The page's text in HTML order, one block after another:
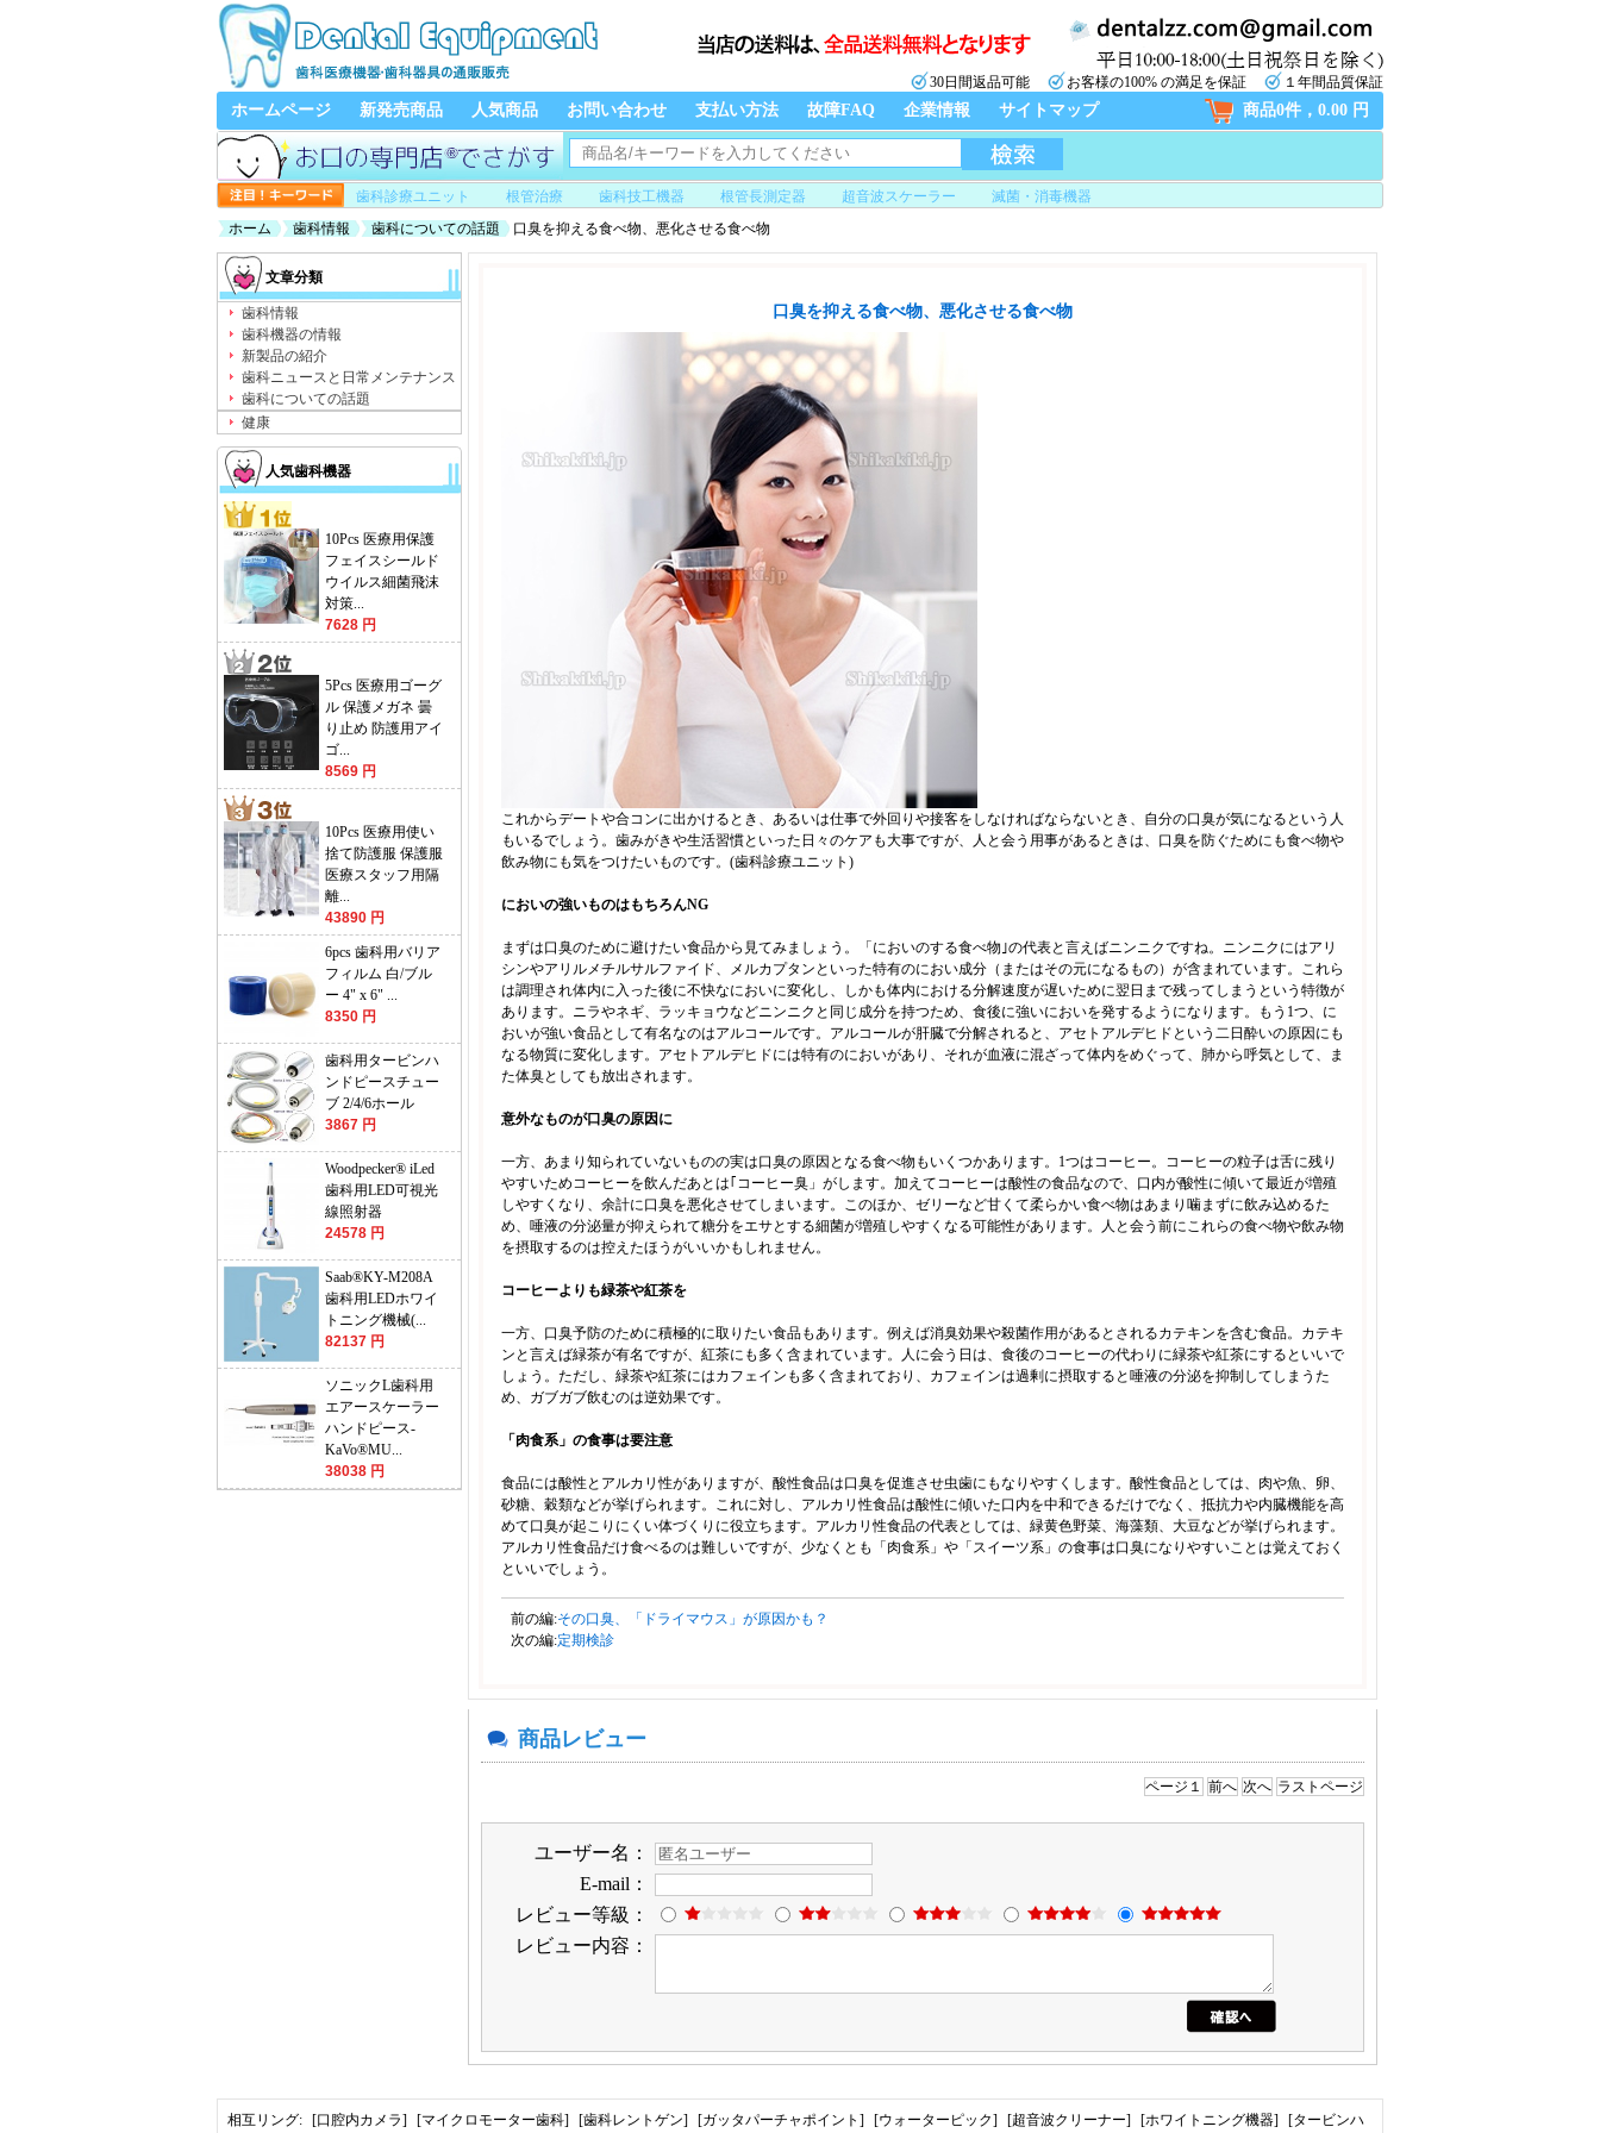
30日間返品可能 お客様の100% の満足を保証 １年間品質保証
ホームページ 新発売商品 人気商品 お問い合わせ 支払い方法 故障FAQ 企業情報 サイトマップ 商品0件，0.00 円
歯科診療ユニット 根管治療 歯科技工機器 根管長測定器 超音波スケーラー
滅菌・消毒機器
ホーム
歯科情報 歯科についての話題 口臭を抑える食べ物、悪化させる食べ物
文章分類
歯科情報
歯科機器の情報
新製品の紹介
歯科ニュースと日常メンテナンス
歯科についての話題
健康
人気歯科機器
10Pcs 医療用保護
フェイスシールド
ウイルス細菌飛沫
対策...
7628 円
5Pcs 医療用ゴーグ
ル 保護メガネ 曇
り止め 防護用アイ
ゴ...
8569 円
10Pcs 医療用使い
捨て防護服 保護服
医療スタッフ用隔
離...
43890 円
6pcs 歯科用バリア
フィルム 白/ブル
ー 4" x 6" ...
8350 円
歯科用タービンハ
ンドピースチュー
ブ 2/4/6ホール
3867 円
Woodpecker® iLed
歯科用LED可視光
線照射器
24578 円
Saab®KY-M208A
歯科用LEDホワイ
トニング機械(...
82137 円
ソニックL歯科用
エアースケーラー
ハンドピース-
KaVo®MU...
38038 円
口臭を抑える食べ物、悪化させる食べ物
これからデートや合コンに出かけるとき、あるいは仕事で外回りや接客をしなければならないとき、自分の口臭が気になるという人
もいるでしょう。歯みがきや生活習慣といった日々のケアも大事ですが、人と会う用事があるときは、口臭を防ぐためにも食べ物や
飲み物にも気をつけたいものです。(歯科診療ユニット )
においの強いものはもちろんNG
まずは口臭のために避けたい食品から見てみましょう。「においのする食べ物｣の代表と言えばニンニクですね。ニンニクにはアリ
シンやアリルメチルサルファイド、メルカプタンといった特有のにおい成分（またはその元になるもの）が含まれています。これら
は調理され体内に入った後に不快なにおいに変化し、しかも体内における分解速度が遅いために翌日まで残ってしまうという特徴が
あります。ニラやネギ、ラッキョウなどニンニクと同じ成分を持つため、食後に強いにおいを発するようになります。もう1つ、に
おいが強い食品として有名なのはアルコールです。アルコールが肝臓で分解されると、アセトアルデヒドという二日酔いの原因にも
なる物質に変化します。アセトアルデヒドには特有のにおいがあり、それが血液に混ざって体内をめぐって、肺から呼気として、ま
た体臭としても放出されます。
意外なものが口臭の原因に
一方、あまり知られていないものの実は口臭の原因となる食べ物もいくつかあります。1つはコーヒー。コーヒーの粒子は舌に残り
やすいためコーヒーを飲んだあとは｢コーヒー臭」がします。加えてコーヒーは酸性の食品なので、口内が酸性に傾いて最近が増殖
しやすくなり、余計に口臭を悪化させてしまいます。このほか、ゼリーなど甘くて柔らかい食べ物はあまり噛まずに飲み込めるた
め、唾液の分泌量が抑えられて糖分をエサとする細菌が増殖しやすくなる可能性があります。人と会う前にこれらの食べ物や飲み物
を摂取するのは控えたほうがいいかもしれません。
コーヒーよりも緑茶や紅茶を
一方、口臭予防のために積極的に取りたい食品もあります。例えば消臭効果や殺菌作用があるとされるカテキンを含む食品。カテキ
ンと言えば緑茶が有名ですが、紅茶にも多く含まれています。人に会う日は、食後のコーヒーの代わりに緑茶や紅茶にするといいで
しょう。ただし、緑茶や紅茶にはカフェインも多く含まれており、カフェインは過剰に摂取すると唾液の分泌を抑制してしまうた
め、ガブガブ飲むのは逆効果です。
「肉食系」の食事は要注意
食品には酸性とアルカリ性がありますが、酸性食品は口臭を促進させ虫歯にもなりやすくします。酸性食品としては、肉や魚、卵、
砂糖、穀類などが挙げられます。これに対し、アルカリ性食品は酸性に傾いた口内を中和できるだけでなく、抵抗力や内臓機能を高
めて口臭が起こりにくい体づくりに役立ちます。アルカリ性食品の代表としては、緑黄色野菜、海藻類、大豆などが挙げられます。
アルカリ性食品だけ食べるのは難しいですが、少なくとも「肉食系」や「スイーツ系」の食事は口臭になりやすいことは覚えておく
といいでしょう。
前の編:その口臭、「ドライマウス」が原因かも？
次の編:定期検診
商品レビュー
ページ１ 前へ 次へ ラストページ
ユーザー名：
E-mail：
レビュー等級：
レビュー内容：
相互リング: [口腔内カメラ] [マイクロモーター歯科] [歯科レントゲン] [ガッタパーチャポイント] [ウォーターピック] [超音波クリーナー] [ホワイトニング機器] [タービンハ